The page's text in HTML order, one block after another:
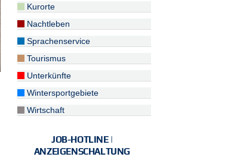
Kurorte
Nachtleben
Sprachenservice
Tourismus
Unterkünfte
Wintersportgebiete
Wirtschaft
JOB-HOTLINE |
ANZEIGENSCHALTUNG